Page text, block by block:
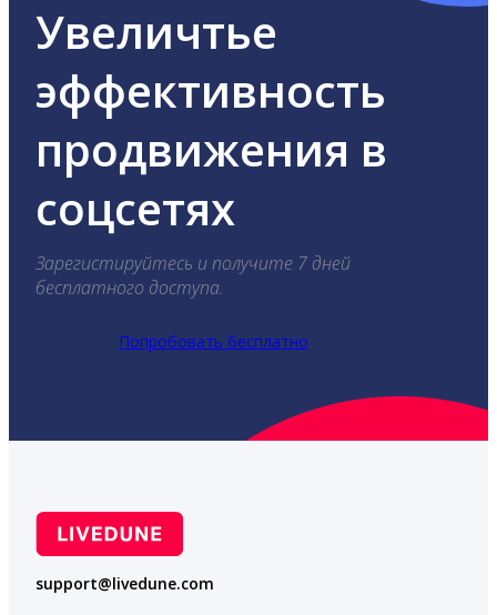
Увеличтье
эффективность
продвижения в
соцсетях
Зарегистируйтесь и получите 7 дней
бесплатного доступа.
Попробовать бесплатно
support@livedune.com